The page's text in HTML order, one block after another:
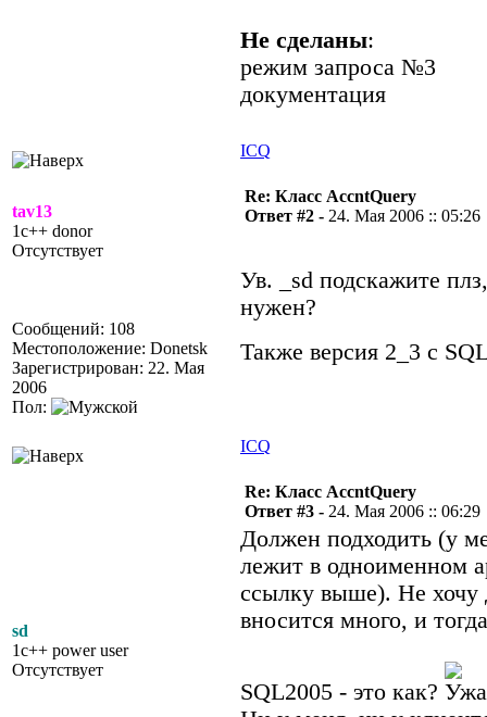
Не сделаны:
режим запроса №3
документация
ICQ
tav13
1c++ donor
Отсутствует
Сообщений: 108
Местоположение: Donetsk
Зарегистрирован: 22. Мая
2006
Пол:
Re: Класс AccntQuery
Ответ #2 - 24. Мая 2006 :: 05:26
Ув. _sd подскажите
нужен?
Также версия 2_3 с
ICQ
sd
1c++ power user
Отсутствует
Re: Класс AccntQuery
Ответ #3 - 24. Мая 2006 :: 06:29
Должен подходить (у
лежит в одноименном
ссылку выше). Не хочу
вносится много, и
SQL2005 - это как?